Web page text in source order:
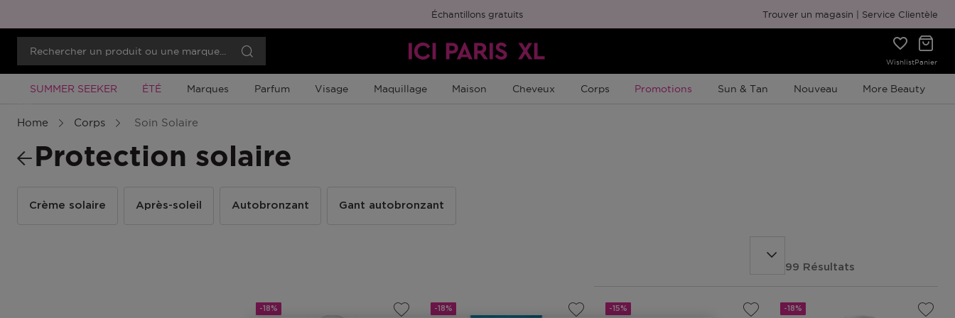
Échantillons gratuits Emballage cadeau gratuit
Trouver un magasin Service Clientèle
WishlistPanier
Promotion À Durée Limitée
SUMMER SEEKER Promotion À Durée Limitée
ÉTÉ Marques Parfum Visage Maquillage Maison Cheveux Corps Promotion À Durée Limitée
Promotions Sun & Tan Nouveau More Beauty
Home Corps Soin Solaire
Protection solaire
Crème solaire Après-soleil Autobronzant Gant autobronzant
99 Résultats
-18% -18% -15% -18%